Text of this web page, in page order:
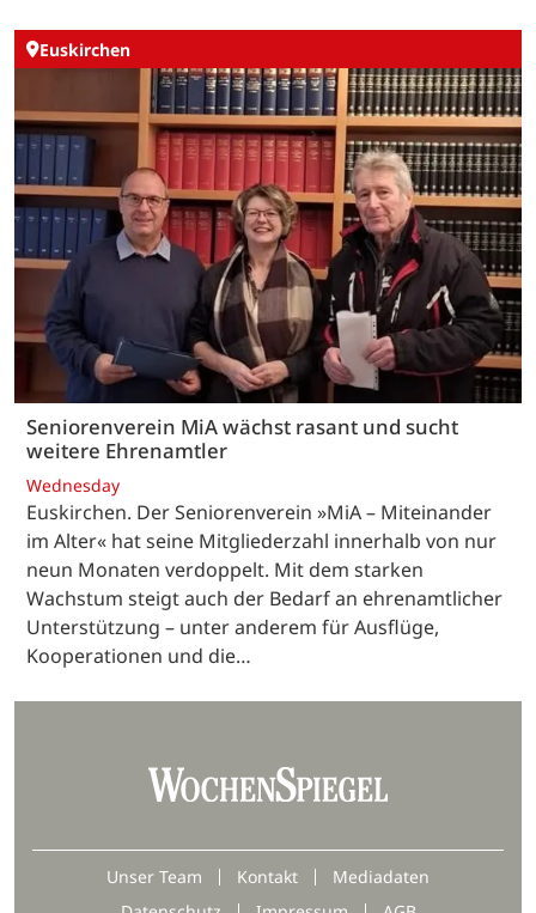
Euskirchen
Seniorenverein MiA wächst rasant und sucht
weitere Ehrenamtler
Wednesday
Euskirchen. Der Seniorenverein »MiA – Miteinander
im Alter« hat seine Mitgliederzahl innerhalb von nur
neun Monaten verdoppelt. Mit dem starken
Wachstum steigt auch der Bedarf an ehrenamtlicher
Unterstützung – unter anderem für Ausflüge,
Kooperationen und die…
Unser Team Kontakt
Mediadaten